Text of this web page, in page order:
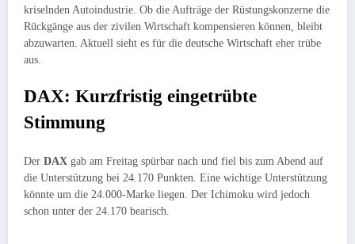
kriselnden Autoindustrie. Ob die Aufträge der Rüstungskonzerne die
Rückgänge aus der zivilen Wirtschaft kompensieren können, bleibt
abzuwarten. Aktuell sieht es für die deutsche Wirtschaft eher trübe
aus.
DAX: Kurzfristig eingetrübte
Stimmung
Der DAX gab am Freitag spürbar nach und fiel bis zum Abend auf
die Unterstützung bei 24.170 Punkten. Eine wichtige Unterstützung
könnte um die 24.000-Marke liegen. Der Ichimoku wird jedoch
schon unter der 24.170 bearisch.